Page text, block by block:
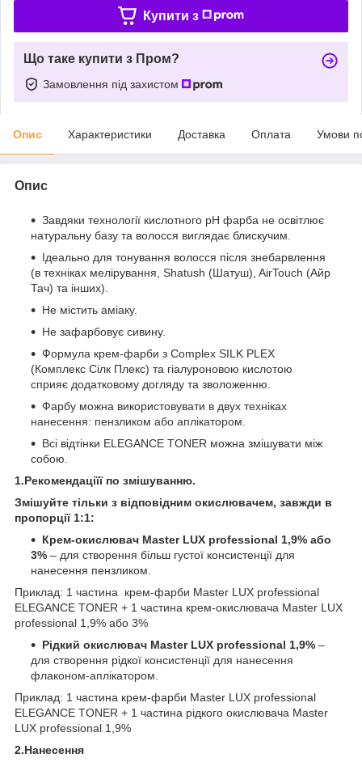
Купити з
Що таке купити з Пром?
Замовлення під захистом
Опис Характеристики Доставка Оплата Умови
Опис
Завдяки технології кислотного рН фарба не освітлює
натуральну базу та волосся виглядає блискучим.
Ідеально для тонування волосся після знебарвлення
(в техніках мелірування, Shatush (Шатуш), AirTouch (Aйр
Тач) та інших).
Не містить аміаку.
Не зафарбовує сивину.
Формула крем-фарби з Сomplex SILK PLEX
(Комплекс Сілк Плекс) та гіалуроновою кислотою
сприяє додатковому догляду та зволоженню.
Фарбу можна використовувати в двух техніках
нанесення: пензликом або аплікатором.
Всі відтінки ELEGANCE TONER можна змішувати між
собою.
1.Рекомендаціїї по змішуванню.
Змішуйте тільки з відповідним окислювачем, завжди в
пропорції 1:1:
Крем-окислювач Master LUX professional 1,9% або
3% – для створення більш густої консистенції для
нанесення пензликом.
Приклад: 1 частина крем-фарби Master LUX professional
ELEGANCE TONER + 1 частина крем-окислювача Master LUX
professional 1,9% або 3%
Рідкий окислювач Master LUX professional 1,9% –
для створення рідкої консистенції для нанесення
флаконом-аплікатором.
Приклад: 1 частина крем-фарби Master LUX professional
ELEGANCE TONER + 1 частина рідкого окислювача Master
LUX professional 1,9%
2.Нанесення